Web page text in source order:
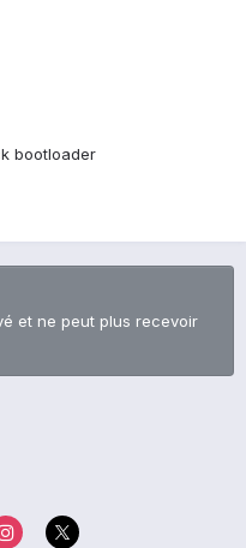
bootloader
et ne peut plus recevoir